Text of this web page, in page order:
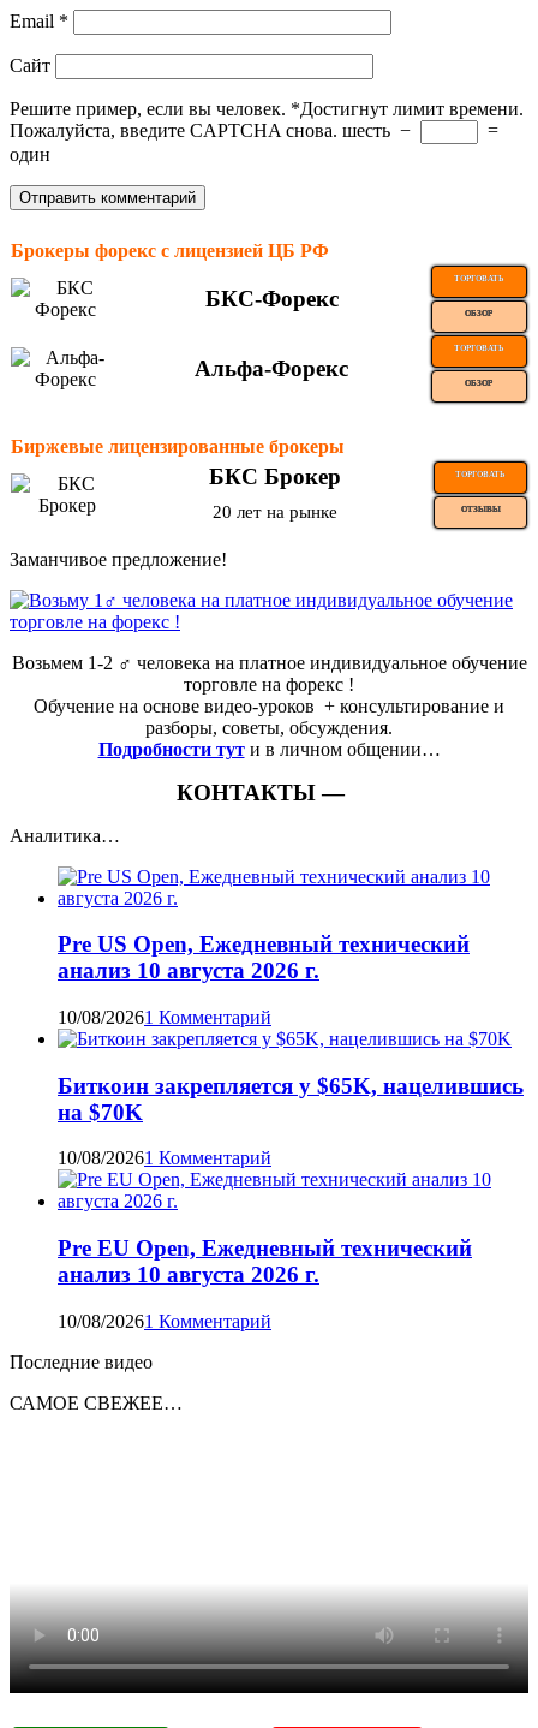
Email *
Сайт
Решите пример, если вы человек. *Достигнут лимит времени.
Пожалуйста, введите CAPTCHA снова. шесть −
=
один
Брокеры форекс с лицензией ЦБ РФ
БКС-Форекс
ТОРГОВАТЬ
ОБЗОР
Альфа-Форекс
ТОРГОВАТЬ
ОБЗОР
Биржевые лицензированные брокеры
БКС Брокер ТОРГОВАТЬ
20 лет на рынке ОТЗЫВЫ
Заманчивое предложение!
Возьмем 1-2 ‍♂️ человека на платное индивидуальное обучение
торговле на форекс !
Обучение на основе видео-уроков ️ + консультирование и
разборы, советы, обсуждения.
Подробности тут и в личном общении…
КОНТАКТЫ —
Аналитика…
Pre US Open, Ежедневный технический
анализ 10 августа 2026 г.
10/08/20261 Комментарий
Биткоин закрепляется у $65K, нацелившись
на $70K
10/08/20261 Комментарий
Pre EU Open, Ежедневный технический
анализ 10 августа 2026 г.
10/08/20261 Комментарий
Последние видео
САМОЕ СВЕЖЕЕ…